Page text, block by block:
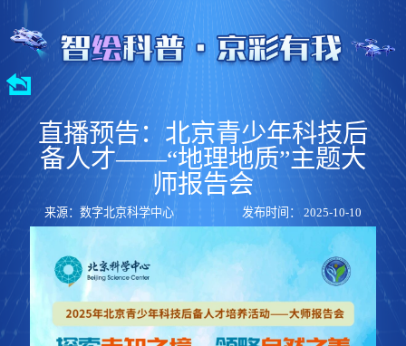
直播预告：北京青少年科技后
备人才——“地理地质”主题大
师报告会
来源：数字北京科学中心 发布时间： 2025-10-10